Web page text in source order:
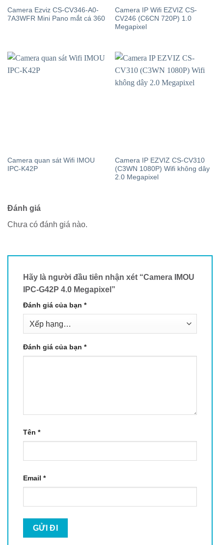
Camera Ezviz CS-CV346-A0-
7A3WFR Mini Pano mắt cá 360
Camera IP Wifi EZVIZ CS-
CV246 (C6CN 720P) 1.0
Megapixel
Camera quan sát Wifi IMOU
IPC-K42P
Camera IP EZVIZ CS-CV310
(C3WN 1080P) Wifi không dây
2.0 Megapixel
Đánh giá
Chưa có đánh giá nào.
Hãy là người đầu tiên nhận xét “Camera IMOU
IPC-G42P 4.0 Megapixel”
Đánh giá của bạn *
Đánh giá của bạn *
Tên *
Email *